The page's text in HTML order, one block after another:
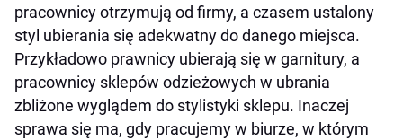
pracownicy otrzymują od firmy, a czasem ustalony
styl ubierania się adekwatny do danego miejsca.
Przykładowo prawnicy ubierają się w garnitury, a
pracownicy sklepów odzieżowych w ubrania
zbliżone wyglądem do stylistyki sklepu. Inaczej
sprawa się ma, gdy pracujemy w biurze, w którym